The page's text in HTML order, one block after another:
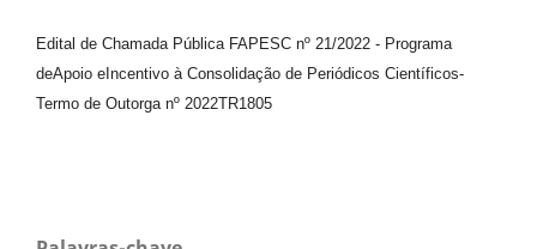
Edital de Chamada Pública FAPESC nº 21/2022 - Programa
deApoio e Incentivo à Consolidação de Periódicos Científicos-
Termo de Outorga nº 2022TR1805